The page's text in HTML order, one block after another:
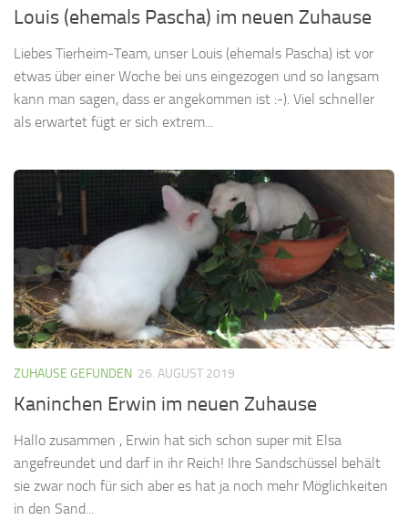
Louis (ehemals Pascha) im neuen Zuhause
Liebes Tierheim-Team, unser Louis (ehemals Pascha) ist vor
etwas über einer Woche bei uns eingezogen und so langsam
kann man sagen, dass er angekommen ist :-). Viel schneller
als erwartet fügt er sich extrem...
ZUHAUSE GEFUNDEN 26. AUGUST 2019
Kaninchen Erwin im neuen Zuhause
Hallo zusammen , Erwin hat sich schon super mit Elsa
angefreundet und darf in ihr Reich! Ihre Sandschüssel behält
sie zwar noch für sich aber es hat ja noch mehr Möglichkeiten
in den Sand...